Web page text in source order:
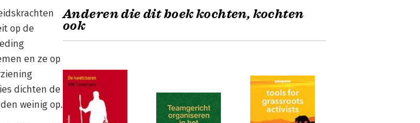
op de
en ze op
dichten de
weinig op.
Anderen die dit boek kochten, kochten
ook